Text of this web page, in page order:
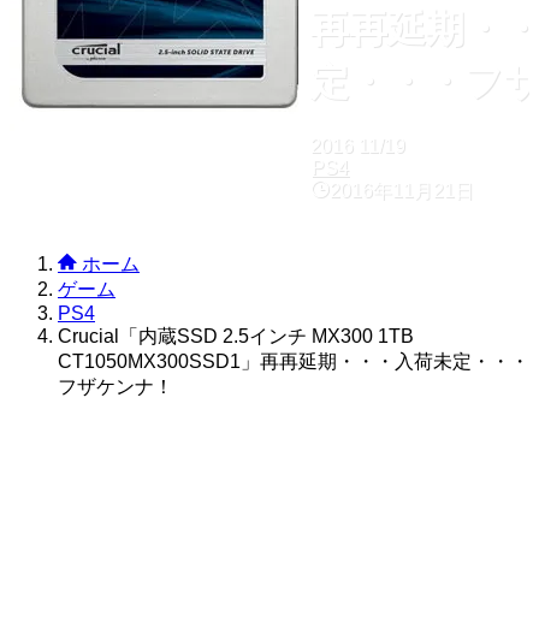
再再延期・
定・・・フ
2016
11/19
PS4
2016年11月21日
ホーム
ゲーム
PS4
Crucial「内蔵SSD 2.5インチ MX300 1TB
CT1050MX300SSD1」再再延期・・・入荷未定・・・
フザケンナ！